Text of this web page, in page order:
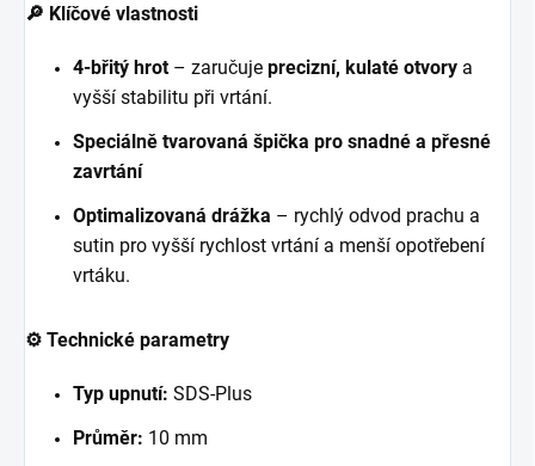
🔎 Klíčové vlastnosti
4-břitý hrot– zaručuje precizní, kulaté otvory a
vyšší stabilitu při vrtání.
Speciálně tvarovaná špička pro snadné a přesné
zavrtání
Optimalizovaná drážka – rychlý odvod prachu a
sutin pro vyšší rychlost vrtání a menší opotřebení
vrtáku.
⚙️ Technické parametry
Typ upnutí: SDS-Plus
Průměr: 10 mm